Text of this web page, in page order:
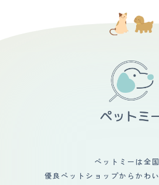
ペットミーは全
優良ペットショップからかわ